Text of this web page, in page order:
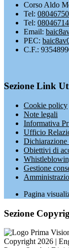
Corso Aldo
Tel:
Tel:
Email:
PEC:
C.F.:
Sezione Link
Cookie policy
Note legali
Informativa
Ufficio
Dichiarazione
Obiettivi di
Gestione
Pagina
Sezione
Copyright 2026 |